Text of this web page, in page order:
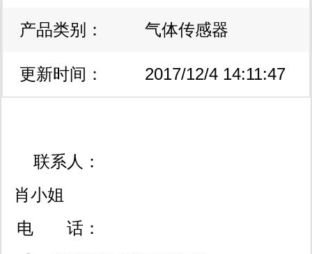
产品类别： 气体传感器
更新时间： 2017/12/4 14:11:47
联系人：
肖小姐
电 话：